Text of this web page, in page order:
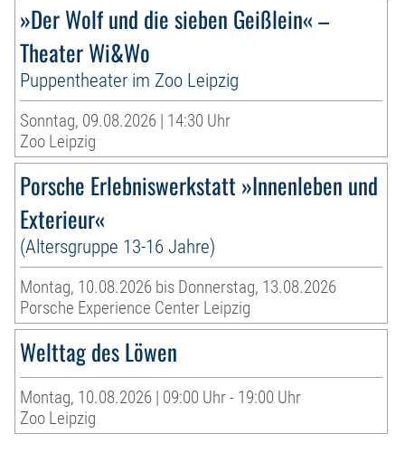
»Der Wolf und die sieben Geißlein« –
Theater Wi&Wo
Puppentheater im Zoo Leipzig
Sonntag, 09.08.2026 | 14:30 Uhr
Zoo Leipzig
Porsche Erlebniswerkstatt »Innenleben und
Exterieur«
(Altersgruppe 13-16 Jahre)
Montag, 10.08.2026 bis Donnerstag, 13.08.2026
Porsche Experience Center Leipzig
Welttag des Löwen
Montag, 10.08.2026 | 09:00 Uhr - 19:00 Uhr
Zoo Leipzig